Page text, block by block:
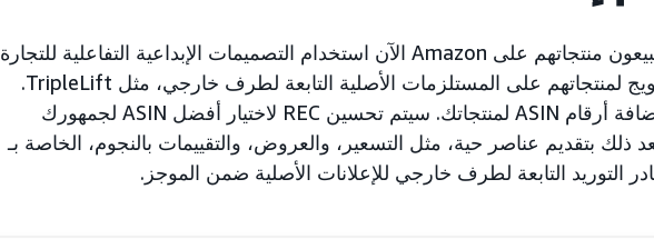
يمكن للمُعلنين الذين يبيعون منتجاتهم على Amazon الآن استخدام التصميمات الإبداعية التفاعلية للتجارة
الإلكترونية (REC) للترويج لمنتجاتهم على المستلزمات الأصلية التابعة لطرف خارجي، مثل TripleLift.
للبدء، ما عليك سوى إضافة أرقام ASIN لمنتجاتك. سيتم تحسين REC لاختيار أفضل ASIN لجمهورك
بتقديم عناصر حية، مثل التسعير، والعروض، والتقييمات بالنجوم، الخاصة بـ